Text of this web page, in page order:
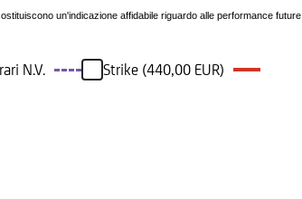
un'indicazione affidabile riguardo alle performance future.
N.V. Strike (440,00 EUR)